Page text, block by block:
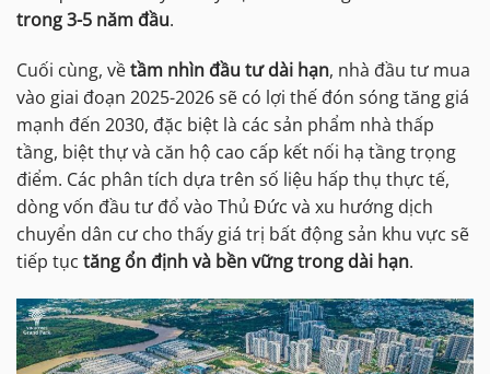
trong 3-5 năm đầu.
Cuối cùng, vềtầm nhìn đầu tư dài hạn, nhà đầu tư mua
vào giai đoạn 2025-2026 sẽ có lợi thế đón sóng tăng giá
mạnh đến 2030, đặc biệt là các sản phẩm nhà thấp
tầng, biệt thự và căn hộ cao cấp kết nối hạ tầng trọng
điểm. Các phân tích dựa trên số liệu hấp thụ thực tế,
dòng vốn đầu tư đổ vào Thủ Đức và xu hướng dịch
chuyển dân cư cho thấy giá trị bất động sản khu vực sẽ
tiếp tục tăng ổn định và bền vững trong dài hạn.